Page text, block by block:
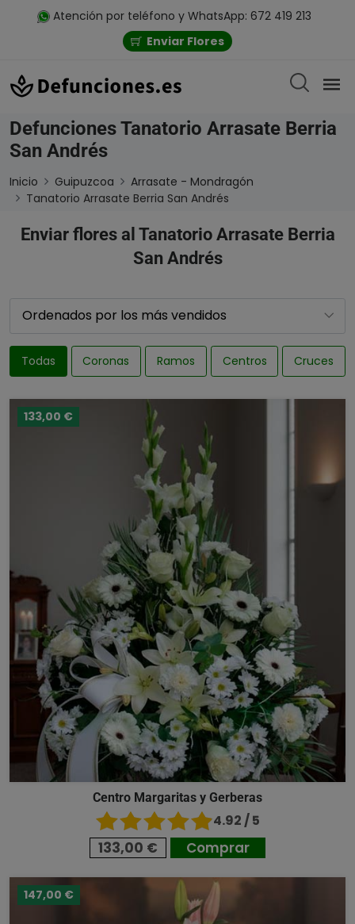
Atención por teléfono y WhatsApp: 672 419 213
Enviar Flores
Defunciones Tanatorio Arrasate Berria
San Andrés
Inicio Guipuzcoa
Arrasate - Mondragón
Tanatorio Arrasate Berria San Andrés
Enviar flores al Tanatorio Arrasate Berria
San Andrés
Todas Coronas Ramos Centros Cruces
133,00 €
Centro Margaritas y Gerberas
4.92 / 5
133,00 € Comprar
147,00 €